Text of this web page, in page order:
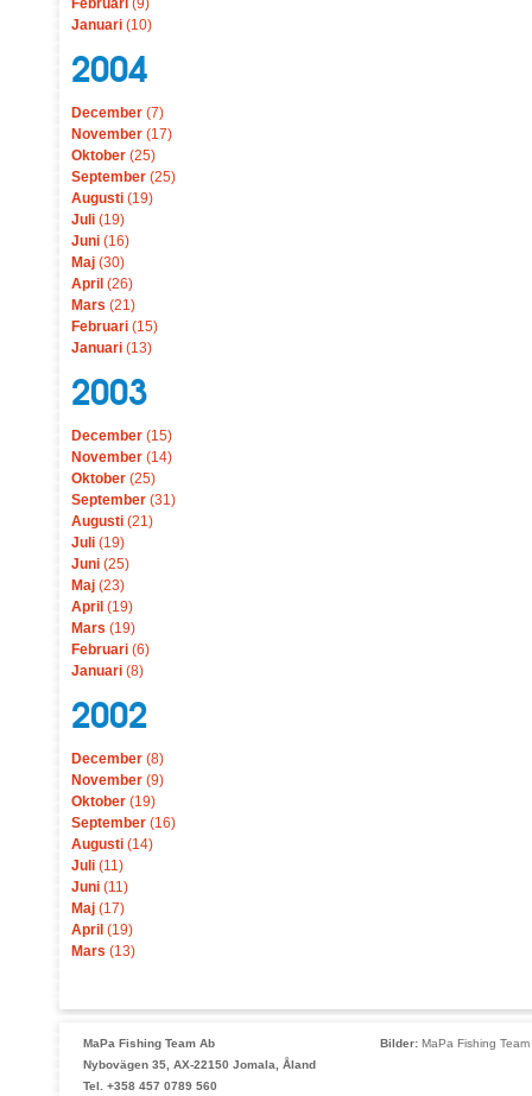
Februari (9)
Januari (10)
2004
December (7)
November (17)
Oktober (25)
September (25)
Augusti (19)
Juli (19)
Juni (16)
Maj (30)
April (26)
Mars (21)
Februari (15)
Januari (13)
2003
December (15)
November (14)
Oktober (25)
September (31)
Augusti (21)
Juli (19)
Juni (25)
Maj (23)
April (19)
Mars (19)
Februari (6)
Januari (8)
2002
December (8)
November (9)
Oktober (19)
September (16)
Augusti (14)
Juli (11)
Juni (11)
Maj (17)
April (19)
Mars (13)
MaPa Fishing Team Ab
Nybovägen 35, AX-22150 Jomala, Åland
Tel. +358 457 0789 560
Bilder: MaPa Fishing